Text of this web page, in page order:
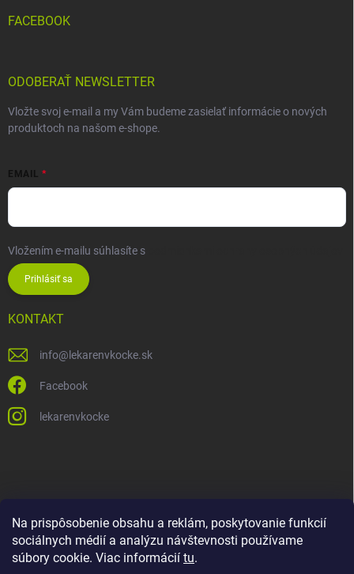
Na prispôsobenie obsahu a reklám, poskytovanie funkcií
sociálnych médií a analýzu návštevnosti používame
súbory cookie. Viac informácií tu.
FACEBOOK
ODOBERAŤ NEWSLETTER
Vložte svoj e-mail a my Vám budeme zasielať informácie o nových
produktoch na našom e-shope.
EMAIL
Vložením e-mailu súhlasíte s
Prihlásiť sa
KONTAKT
info@lekarenvkocke.sk
Facebook
lekarenvkocke